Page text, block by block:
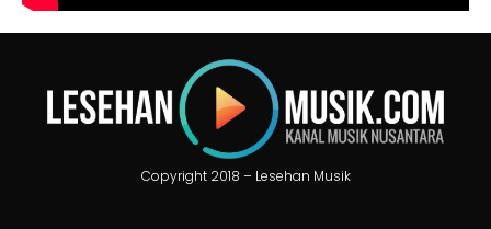
Copyright 2018 – Lesehan Musik